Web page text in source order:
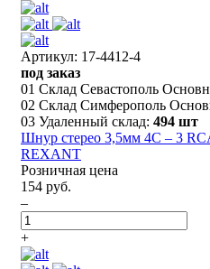
Артикул: 17-4412-4
под заказ
01 Склад Севастополь
02 Склад Симферополь
03 Удаленный склад: 494 шт
Шнур стерео 3,5мм 4C – 3
REXANT
Розничная цена
154 руб.
–
+